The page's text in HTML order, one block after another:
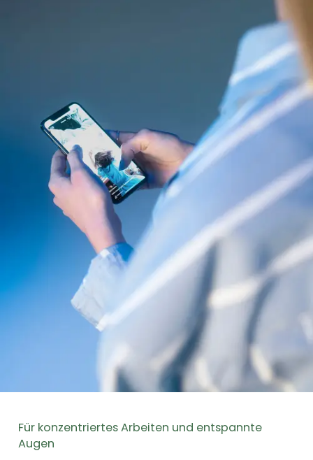
Für konzentriertes Arbeiten und entspannte
Augen